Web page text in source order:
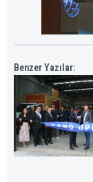
Benzer Yazılar: